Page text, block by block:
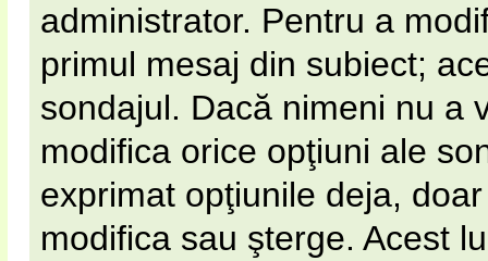
administrator. Pentru a
primul mesaj din subiect;
sondajul. Dacă nimeni nu a
modifica orice opţiuni ale
exprimat opţiunile deja,
modifica sau şterge. Acest